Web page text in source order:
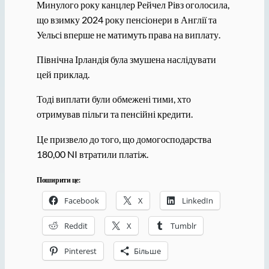
Минулого року канцлер Рейчел Рівз оголосила,
що взимку 2024 року пенсіонери в Англії та
Уельсі вперше не матимуть права на виплату.
Північна Ірландія була змушена наслідувати
цей приклад.
Тоді виплати були обмежені тими, хто
отримував пільги та пенсійні кредити.
Це призвело до того, що домогосподарства
180,00 NI втратили платіж.
Поширити це:
Facebook X LinkedIn
Reddit X Tumblr
Pinterest Більше